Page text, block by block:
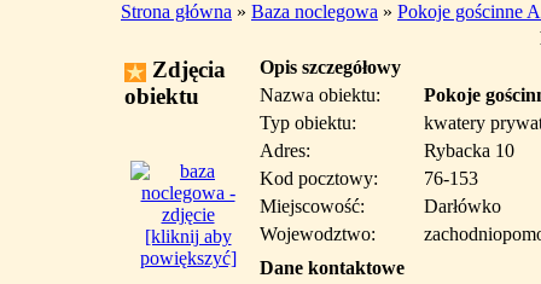
Strona główna » Baza noclegowa » Pokoje gościnne
Zdjęcia
obiektu
[kliknij aby
powiększyć]
Opis szczegółowy
Nazwa obiektu:
Pokoje
Typ obiektu:
kwatery
Adres:
Rybacka 10
Kod pocztowy:
76-153
Miejscowość:
Darłówko
Wojewodztwo:
Dane kontaktowe